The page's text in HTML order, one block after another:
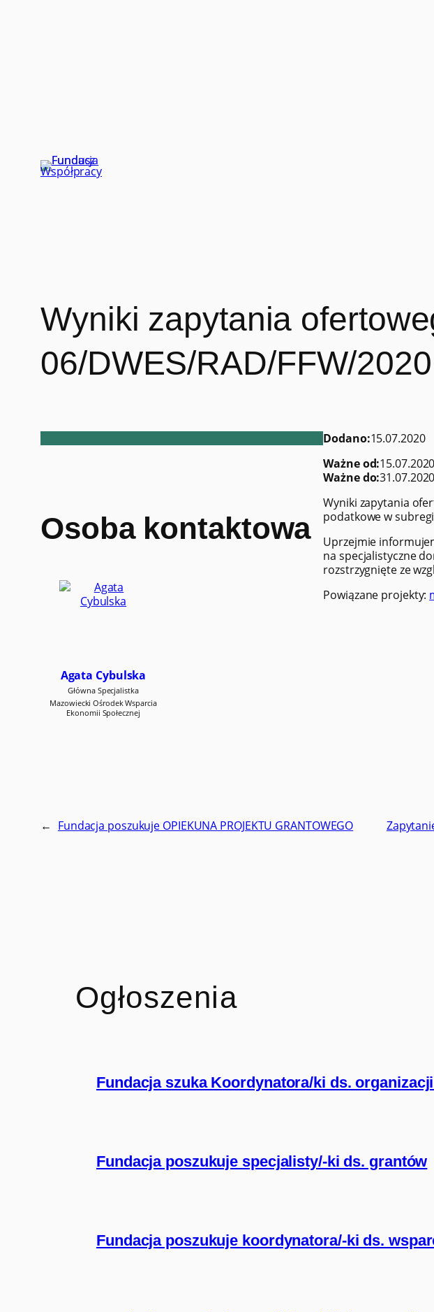
Wyniki zapytania
06/DWES/RAD/FFW/2020
Osoba kontaktowa
Agata Cybulska
Główna Specjalistka
Mazowiecki Ośrodek Wsparcia
Ekonomii Społecznej
Dodano:15.07.2020
Ważne od:15.07.2020
Ważne do:31.07.2020
Wyniki zapytania
podatkowe w
Uprzejmie
na specjalistyczne
rozstrzygnięte ze
Powiązane projekty:
← Fundacja poszukuje OPIEKUNA PROJEKTU GRANTOWEGO
Ogłoszenia
Fundacja szuka Koordynatora/ki ds.
Fundacja poszukuje specjalisty/-ki ds. grantów
Fundacja poszukuje koordynatora/-ki ds.